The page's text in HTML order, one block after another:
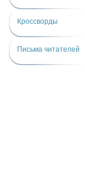
Кроссворды
Письма читателей